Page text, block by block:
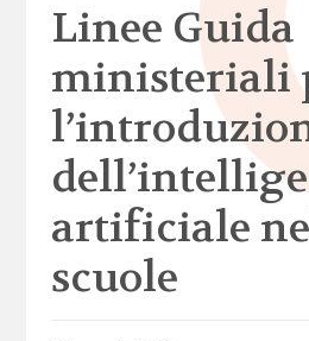
Linee Guida
ministeriali
artificiale
scuole